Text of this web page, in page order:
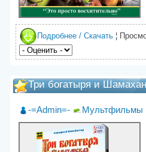
Подробнее / Скачать ¦
Три богатыря и
-=Admin=- Мультфильмы